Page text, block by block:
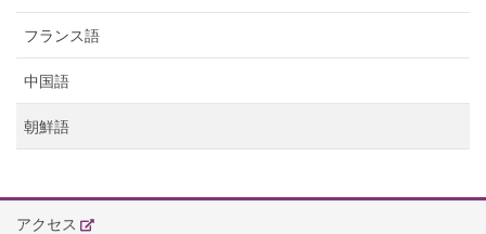
フランス語
中国語
朝鮮語
アクセス